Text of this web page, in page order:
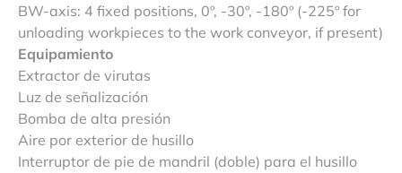
BW-axis: 4 fixed positions, 0º, -30º, -180º (-225º for
unloading workpieces to the work conveyor, if present)
Equipamiento
Extractor de virutas
Luz de señalización
Bomba de alta presión
Aire por exterior de husillo
Interruptor de pie de mandril (doble) para el husillo